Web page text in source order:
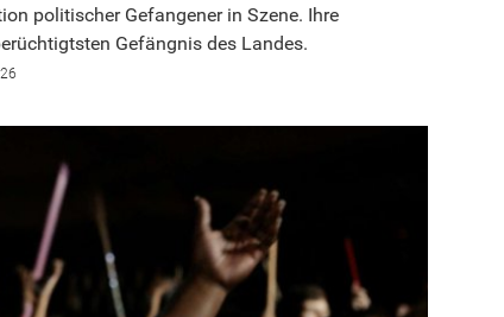
politischer Gefangener in Szene. Ihre
Gefängnis des Landes.